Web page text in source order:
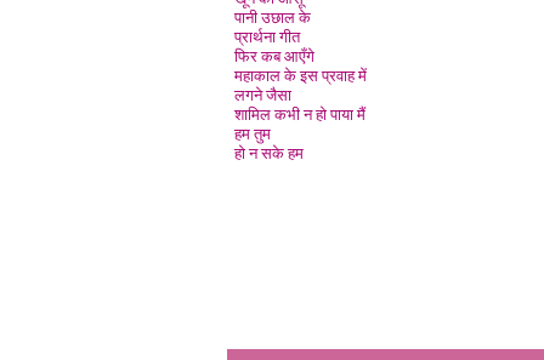
पानी उछाल के
प्रार्थना गीत
फिर कब आएँगे
महाकाल के इस प्रवाह में
लगने जैसा
शामिल कभी न हो पाया मैं
हम तुम
हो न सके हम